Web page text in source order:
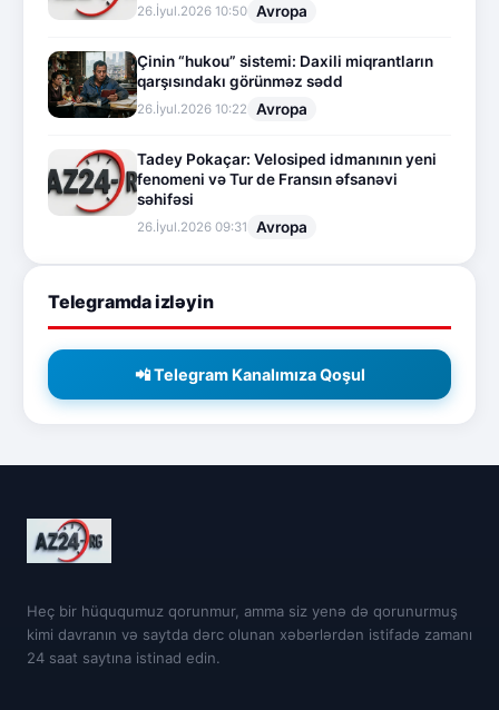
26.İyul.2026 10:50 Avropa
Çinin “hukou” sistemi: Daxili miqrantların
qarşısındakı görünməz sədd
26.İyul.2026 10:22 Avropa
Tadey Pokaçar: Velosiped idmanının yeni
fenomeni və Tur de Fransın əfsanəvi
səhifəsi
26.İyul.2026 09:31 Avropa
Telegramda izləyin
📲 Telegram Kanalımıza Qoşul
Heç bir hüququmuz qorunmur, amma siz yenə də qorunurmuş
kimi davranın və saytda dərc olunan xəbərlərdən istifadə zamanı
24 saat saytına istinad edin.